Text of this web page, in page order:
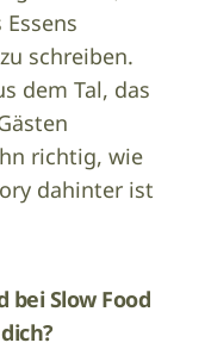
schreiben.
dem Tal, das
richtig, wie
dahinter ist
Slow Food